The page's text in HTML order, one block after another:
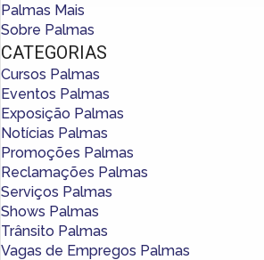
Palmas Mais
Sobre Palmas
CATEGORIAS
Cursos Palmas
Eventos Palmas
Exposição Palmas
Notícias Palmas
Promoções Palmas
Reclamações Palmas
Serviços Palmas
Shows Palmas
Trânsito Palmas
Vagas de Empregos Palmas